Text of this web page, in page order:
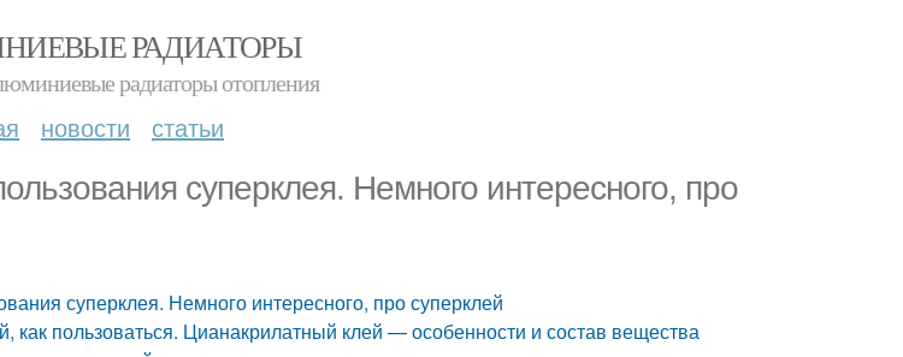
РАДИАТОРЫ
радиаторы отопления
новости статьи
суперклея. Немного интересного, про
суперклея. Немного интересного, про суперклей
как пользоваться. Цианакрилатный клей — особенности и состав вещества